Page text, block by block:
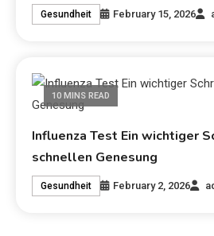
Gesundheit February 15, 2026
10 MINS READ
Influenza Test Ein wichtiger
schnellen Genesung
Gesundheit February 2, 2026